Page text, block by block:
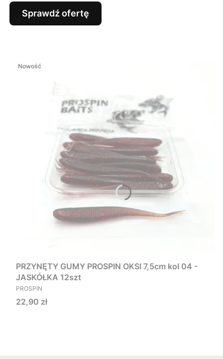
Sprawdź ofertę
Nowość
PRZYNĘTY GUMY PROSPIN OKSI 7,5cm kol 04 -
JASKÓŁKA 12szt
PRODUCENT
PROSPIN
Cena
22,90 zł